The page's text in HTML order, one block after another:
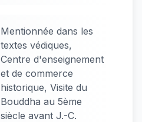
Mentionnée dans les
textes védiques,
Centre d'enseignement
et de commerce
historique, Visite du
Bouddha au 5ème
siècle avant J.-C.